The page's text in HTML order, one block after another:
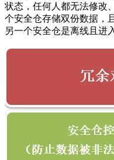
状态，任何人都无法修改
个安全仓存储双份数据，
另一个安全仓是离线且进